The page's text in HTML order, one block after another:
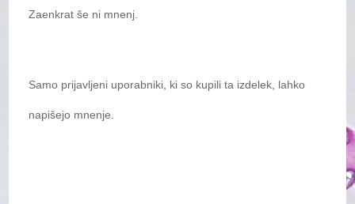
Zaenkrat še ni mnenj.
Samo prijavljeni uporabniki, ki so kupili ta izdelek, lahko
napišejo mnenje.